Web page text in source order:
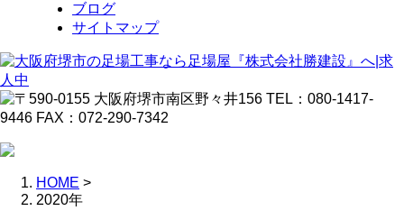
ブログ
サイトマップ
HOME >
2020年